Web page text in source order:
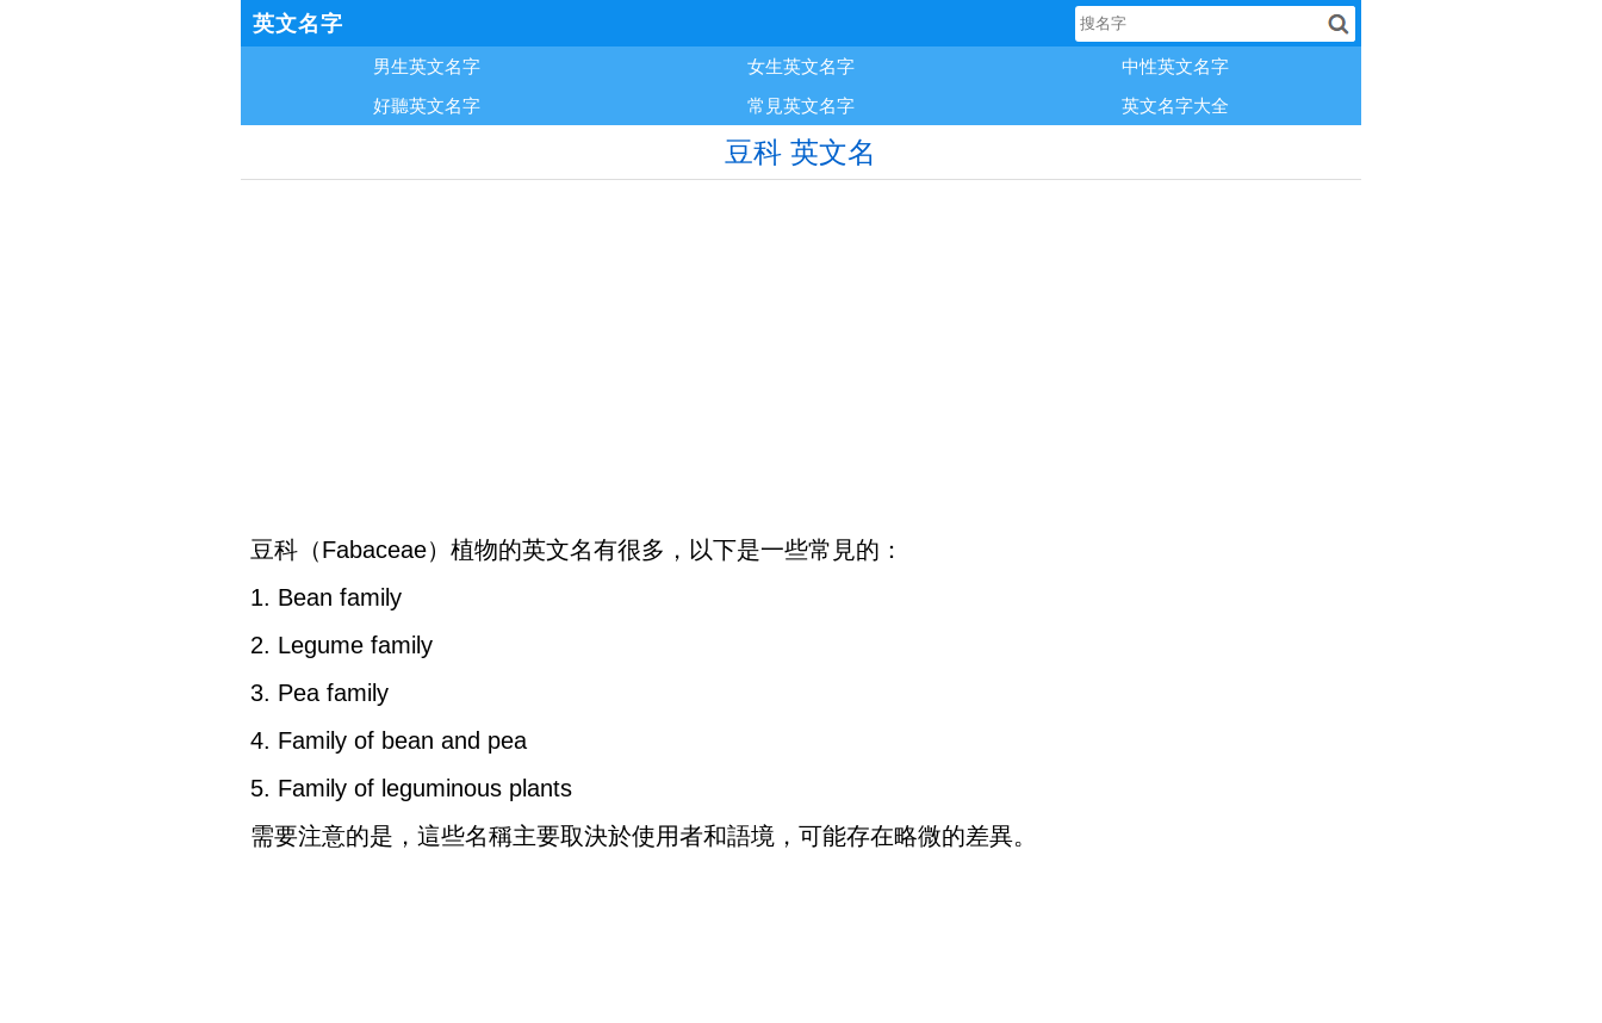
英文名字
男生英文名字 女生英文名字
中性英文名字
好聽英文名字
常見英文名字 英文名字大全
豆科 英文名
豆科（Fabaceae）植物的英文名有很多，以下是一些常見的：
1. Bean family
2. Legume family
3. Pea family
4. Family of bean and pea
5. Family of leguminous plants
需要注意的是，這些名稱主要取決於使用者和語境，可能存在略微的差異。